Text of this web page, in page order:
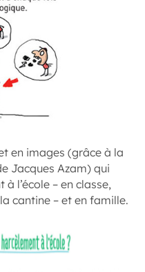
en images (grâce à la
Jacques Azam) qui
l’école – en classe,
cantine – et en famille.